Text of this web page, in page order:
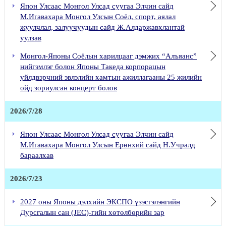
2025 оны Япон Улсаас Монгол Улсад суугаа Элчин сайдын өргөмжлөл гардуулах ёслолын арга хэмжээ болов
Япон дууны тэмцээн зохион байгуулагдав
Япон Улсын Өөрийгөө хамгаалах хүчин байгуулагдсан өдрийг тохиолдуулан хүлээн авалт зохион байгууллаа
Элчин сайд Игавахара Масарү Итгэмжлэх жуух бичгээ өргөн барив
Япон Улсаас Монгол Улсад суугаа Элчин сайд
М.Игавахара Монгол Улсын Соёл, спорт, аялал
жуулчлал, залуучуудын сайд Ж.Алдаржавхлантай
уулзав
Монгол-Японы Соёлын харилцааг дэмжих “Алъяанс”
нийгэмлэг болон Японы Такеда корпорацын
үйлдвэрчний эвлэлийн хамтын ажиллагааны 25 жилийн
ойд зориулсан концерт болов
2026/7/28
Япон Улсаас Монгол Улсад суугаа Элчин сайд
М.Игавахара Монгол Улсын Ерөнхий сайд Н.Учралд
бараалхав
2026/7/23
2027 оны Японы дэлхийн ЭКСПО үзэсгэлэнгийн
Дурсгалын сан (JEC)-гийн хөтөлбөрийн зар